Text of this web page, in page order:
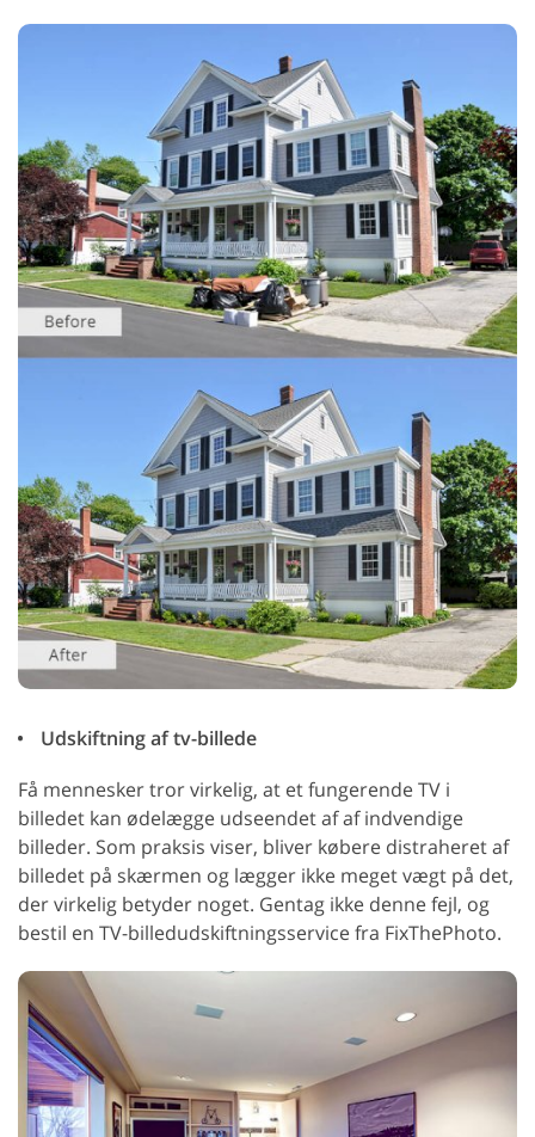
Udskiftning af tv-billede
Få mennesker tror virkelig, at et fungerende TV i
billedet kan ødelægge udseendet af af indvendige
billeder. Som praksis viser, bliver købere distraheret af
billedet på skærmen og lægger ikke meget vægt på det,
der virkelig betyder noget. Gentag ikke denne fejl, og
bestil en TV-billedudskiftningsservice fra FixThePhoto.